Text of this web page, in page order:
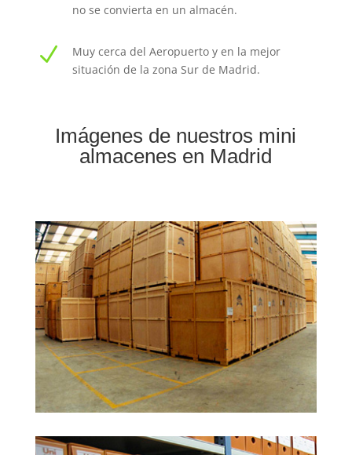
no se convierta en un almacén.
N
Muy cerca del Aeropuerto y en la mejor
situación de la zona Sur de Madrid.
Imágenes de nuestros mini
almacenes en Madrid